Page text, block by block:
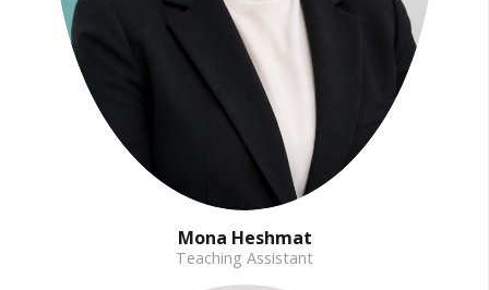
Mona Heshmat
Teaching Assistant